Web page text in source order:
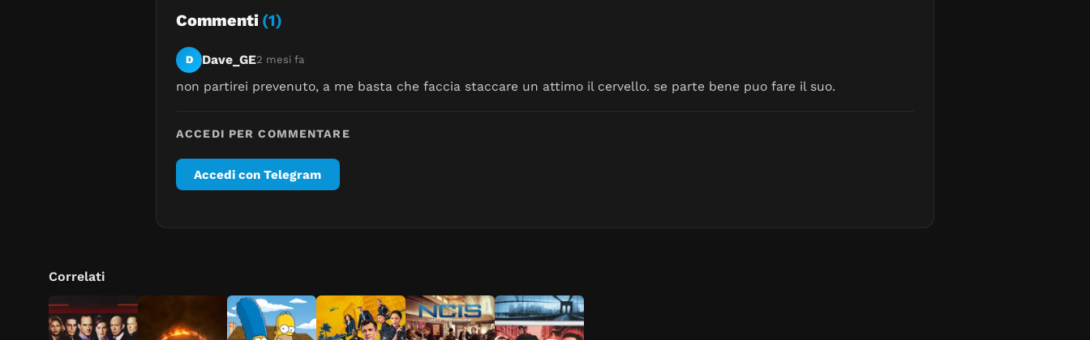
Commenti (1)
D Dave_GE2 mesi fa
non partirei prevenuto, a me basta che faccia staccare un attimo il cervello. se parte bene puo fare il suo.
ACCEDI PER COMMENTARE
Accedi con Telegram
Correlati